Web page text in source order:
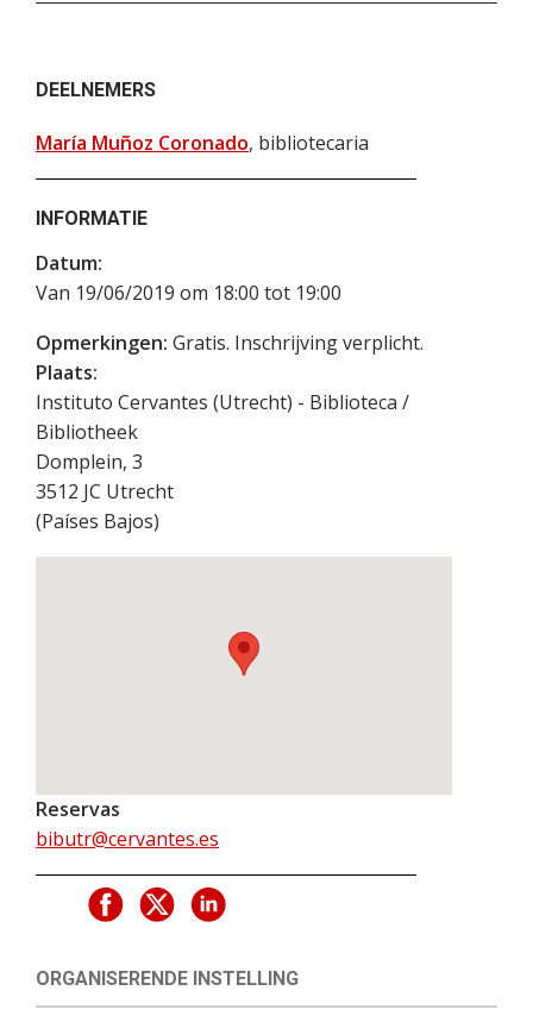
DEELNEMERS
María Muñoz Coronado, bibliotecaria
INFORMATIE
Datum:
Van 19/06/2019 om 18:00 tot 19:00
Opmerkingen: Gratis. Inschrijving verplicht.
Plaats:
Instituto Cervantes (Utrecht) - Biblioteca /
Bibliotheek
Domplein, 3
3512 JC Utrecht
(Países Bajos)
Reservas
bibutr@cervantes.es
ORGANISERENDE INSTELLING